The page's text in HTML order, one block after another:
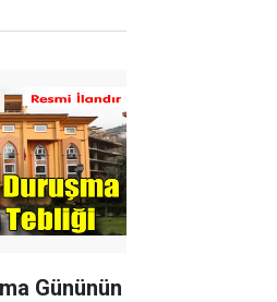
Gününün